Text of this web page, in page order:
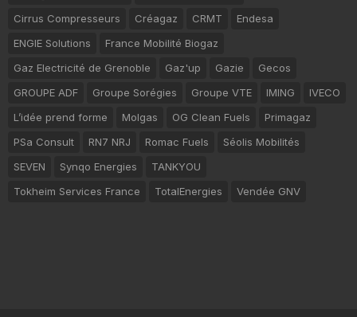
Cirrus Compresseurs
Créagaz CRMT
Endesa
ENGIE Solutions
France Mobilité Biogaz
Gaz Electricité de Grenoble
Gaz'up Gazie
Gecos
GROUPE ADF
Groupe Sorégies Groupe VTE IMING
IVECO
L’idée prend forme
Molgas OG Clean Fuels
Primagaz
PSa Consult
RN7 NRJ Romac Fuels
Séolis Mobilités
SEVEN
Synqo Energies
TANKYOU
Tokheim Services France
TotalEnergies Vendée GNV